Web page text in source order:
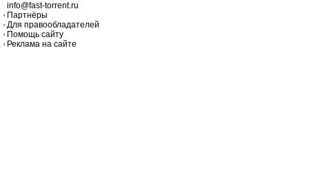
info@fast-torrent.ru
Партнёры
Для правообладателей
Помощь сайту
Реклама на сайте